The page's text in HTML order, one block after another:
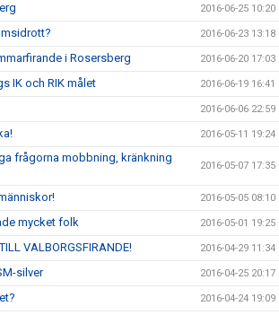
2016-06-25 10:20
2016-06-23 13:18
i Rosersberg 2016-06-20 17:03
IK och RIK målet 2016-06-19 16:41
2016-06-06 22:59
2016-05-11 19:24
frågorna mobbning, kränkning
2016-05-07 17:35
2016-05-05 08:10
mycket folk 2016-05-01 19:25
VALBORGSFIRANDE! 2016-04-29 11:34
silver 2016-04-25 20:17
2016-04-24 19:09